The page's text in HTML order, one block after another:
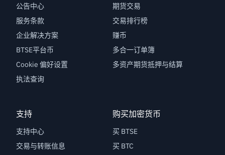
公告中心
服务条款
企业解决方案
BTSE平台币
Cookie 偏好设置
执法查询
期货交易
交易排行榜
赚币
多合一订单簿
多资产期货抵押与结算
支持
支持中心
交易与转账信息
购买加密货币
买 BTSE
买 BTC